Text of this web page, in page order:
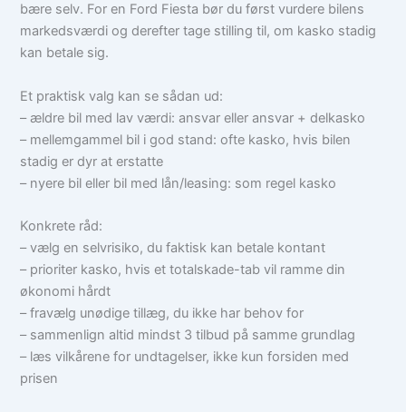
bære selv. For en Ford Fiesta bør du først vurdere bilens
markedsværdi og derefter tage stilling til, om kasko stadig
kan betale sig.
Et praktisk valg kan se sådan ud:
– ældre bil med lav værdi: ansvar eller ansvar + delkasko
– mellemgammel bil i god stand: ofte kasko, hvis bilen
stadig er dyr at erstatte
– nyere bil eller bil med lån/leasing: som regel kasko
Konkrete råd:
– vælg en selvrisiko, du faktisk kan betale kontant
– prioriter kasko, hvis et totalskade-tab vil ramme din
økonomi hårdt
– fravælg unødige tillæg, du ikke har behov for
– sammenlign altid mindst 3 tilbud på samme grundlag
– læs vilkårene for undtagelser, ikke kun forsiden med
prisen